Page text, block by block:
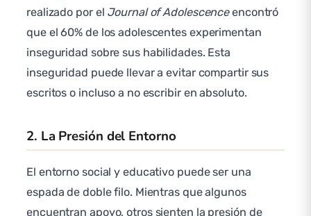
realizado por el Journal of Adolescenceencontró
que el 60% de los adolescentes experimentan
inseguridad sobre sus habilidades. Esta
inseguridad puede llevar a evitar compartir sus
escritos o incluso a no escribir en absoluto.
2. La Presión del Entorno
El entorno social y educativo puede ser una
espada de doble filo. Mientras que algunos
encuentran apoyo, otros sienten la presión de